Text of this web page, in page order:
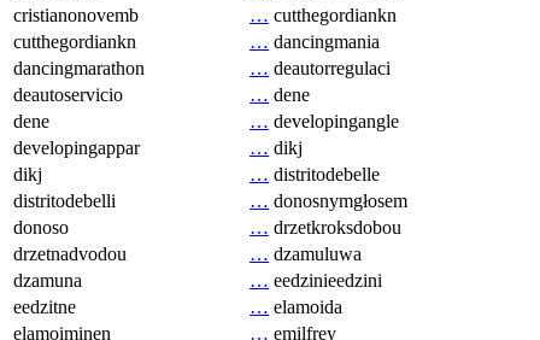
cristianonovemb
… cutthegordiankn
cutthegordiankn
… dancingmania
dancingmarathon
… deautorregulaci
deautoservicio
… dene
dene
… developingangle
developingappar
… dikj
dikj
… distritodebelle
distritodebelli
… donosnymgłosem
donoso
… drzetkroksdobou
drzetnadvodou
… dzamuluwa
dzamuna
… eedzinieedzini
eedzitne
… elamoida
elamoiminen
… emilfrey